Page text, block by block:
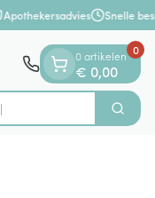
Apothekersadvies Snelle
Zoek
0 artikelen
€ 0,00
0